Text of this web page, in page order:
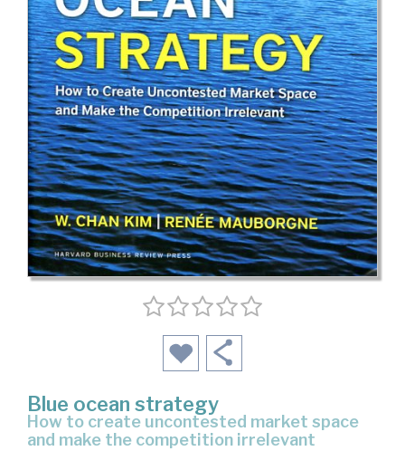
Blue ocean strategy
how to create uncontested market space
and make the competition irrelevant